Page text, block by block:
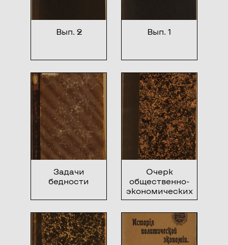
Вып. 2 Вып. 1
Задачи
бедности
Очерк
общественно-
экономических
учений с
древнейших
времен до
второй
половины XIX